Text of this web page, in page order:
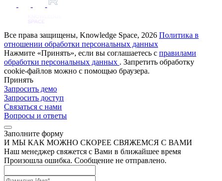
Все права защищены, Knowledge Space, 2026 Политика в
отношении обработки персональных данных
Нажмите «Принять», если вы соглашаетесь с правилами
обработки персональных данных . Запретить обработку
cookie-файлов можно с помощью браузера.
Принять
Запросить демо
Запросить доступ
Связаться с нами
Вопросы и ответы
Заполните форму
И МЫ КАК МОЖНО СКОРЕЕ СВЯЖЕМСЯ С ВАМИ
Наш менеджер свяжется с Вами в ближайшее время
Произошла ошибка. Сообщение не отправлено.